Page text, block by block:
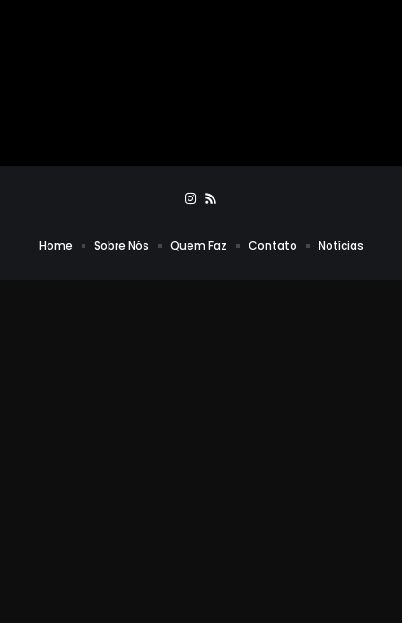
Home Sobre Nós Quem Faz Contato Notícias